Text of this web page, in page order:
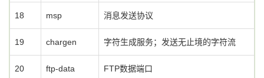
18 msp 消息发送协议
19 chargen 字符生成服务；发送无止境的字符流
20 ftp-data FTP数据端口